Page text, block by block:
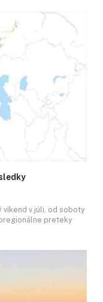
v júli, od soboty
preteky